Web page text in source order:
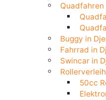
Buggy in
Fahrrad in
Swincar in